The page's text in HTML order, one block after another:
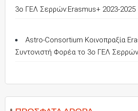
3o ΓΕΛ Σερρών:Erasmus+ 2023-2025
Astro-Consortium Κοινοπραξία
Συντονιστή Φορέα το 3ο ΓΕΛ Σερρών